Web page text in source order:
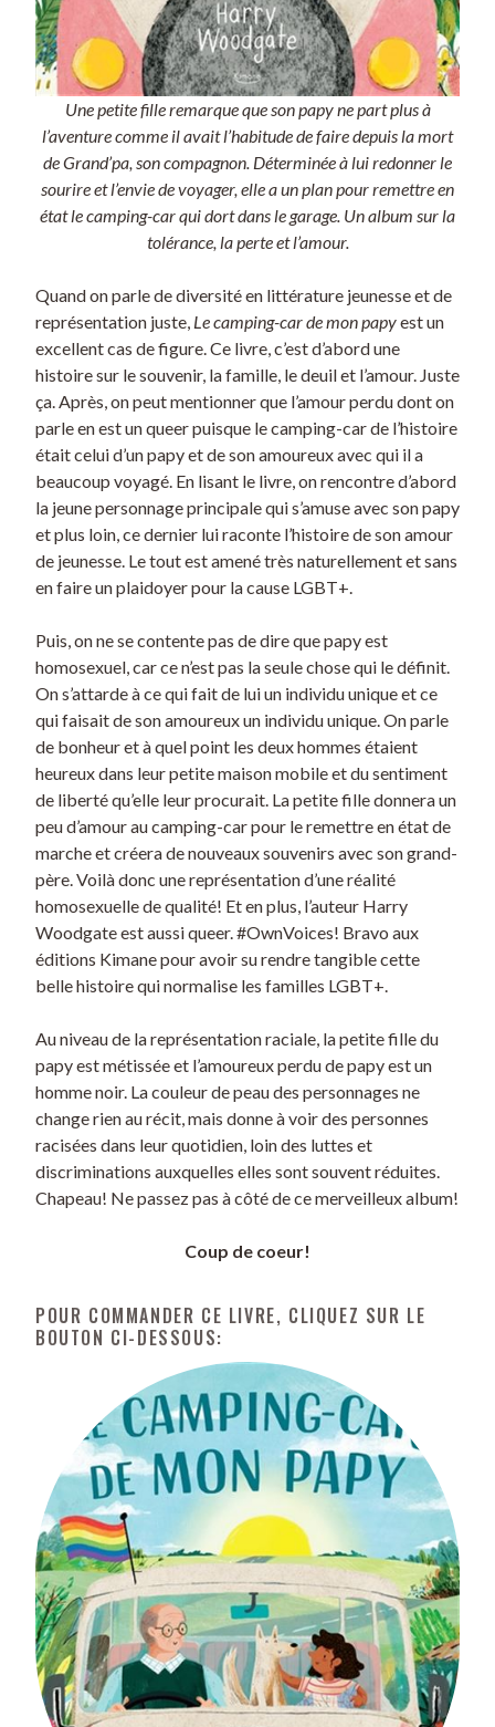
Une petite fille remarque que son papy ne part plus à
l’aventure comme il avait l’habitude de faire depuis la mort
de Grand’pa, son compagnon. Déterminée à lui redonner le
sourire et l’envie de voyager, elle a un plan pour remettre en
état le camping-car qui dort dans le garage. Un album sur la
tolérance, la perte et l’amour.
Quand on parle de diversité en littérature jeunesse et de
représentation juste, Le camping-car de mon papyest un
excellent cas de figure. Ce livre, c’est d’abord une
histoire sur le souvenir, la famille, le deuil et l’amour. Juste
ça. Après, on peut mentionner que l’amour perdu dont on
parle en est un queer puisque le camping-car de l’histoire
était celui d’un papy et de son amoureux avec qui il a
beaucoup voyagé. En lisant le livre, on rencontre d’abord
la jeune personnage principale qui s’amuse avec son papy
et plus loin, ce dernier lui raconte l’histoire de son amour
de jeunesse. Le tout est amené très naturellement et sans
en faire un plaidoyer pour la cause LGBT+.
Puis, on ne se contente pas de dire que papy est
homosexuel, car ce n’est pas la seule chose qui le définit.
On s’attarde à ce qui fait de lui un individu unique et ce
qui faisait de son amoureux un individu unique. On parle
de bonheur et à quel point les deux hommes étaient
heureux dans leur petite maison mobile et du sentiment
de liberté qu’elle leur procurait. La petite fille donnera un
peu d’amour au camping-car pour le remettre en état de
marche et créera de nouveaux souvenirs avec son grand-
père. Voilà donc une représentation d’une réalité
homosexuelle de qualité! Et en plus, l’auteur Harry
Woodgate est aussi queer. #OwnVoices! Bravo aux
éditions Kimane pour avoir su rendre tangible cette
belle histoire qui normalise les familles LGBT+.
Au niveau de la représentation raciale, la petite fille du
papy est métissée et l’amoureux perdu de papy est un
homme noir. La couleur de peau des personnages ne
change rien au récit, mais donne à voir des personnes
racisées dans leur quotidien, loin des luttes et
discriminations auxquelles elles sont souvent réduites.
Chapeau! Ne passez pas à côté de ce merveilleux album!
Coup de coeur!
POUR COMMANDER CE LIVRE, CLIQUEZ SUR LE
BOUTON CI-DESSOUS: